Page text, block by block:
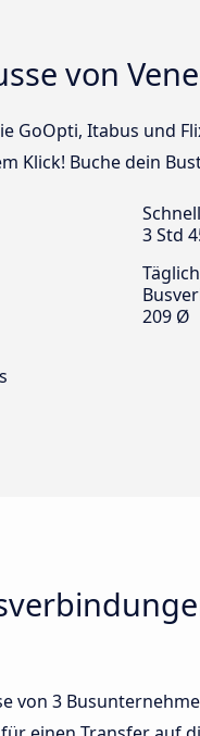
von
GoOpti, Itabus und
Klick! Buche dein
3 Std
209 Ø
von 3